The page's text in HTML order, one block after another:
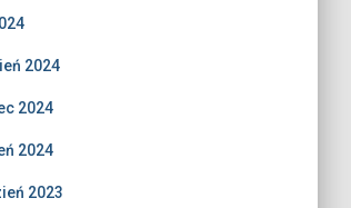
2024
2024
2024
2023